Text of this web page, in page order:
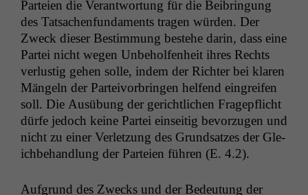
Parteien die Ver­ant­wor­tung für die Beib­ringung
des Tat­sachen­fun­da­ments tra­gen wür­den. Der
Zweck dieser Bes­tim­mung beste­he darin, dass eine
Partei nicht wegen Unbe­holfen­heit ihres Rechts
ver­lustig gehen solle, indem der Richter bei klaren
Män­geln der Parteivor­brin­gen helfend ein­greifen
soll. Die Ausübung der gerichtlichen Fragepflicht
dürfe jedoch keine Partei ein­seit­ig bevorzu­gen und
nicht zu ein­er Ver­let­zung des Grund­satzes der Gle­
ich­be­hand­lung der Parteien führen (E. 4.2).
Auf­grund des Zwecks und der Bedeu­tung der